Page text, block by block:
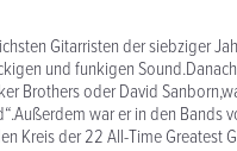
Gitarristen der siebziger
und funkigen
Brothers oder David
war er in den
Kreis der 22 All-Time Greatest